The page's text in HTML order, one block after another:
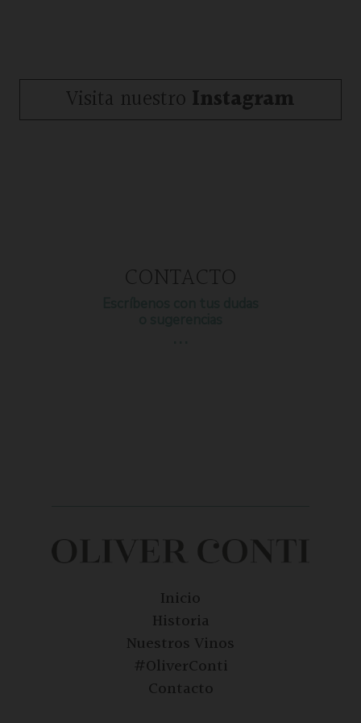
Visita nuestro Instagram
CONTACTO
Inicio
Historia
Nuestros Vinos
#OliverConti
Contacto